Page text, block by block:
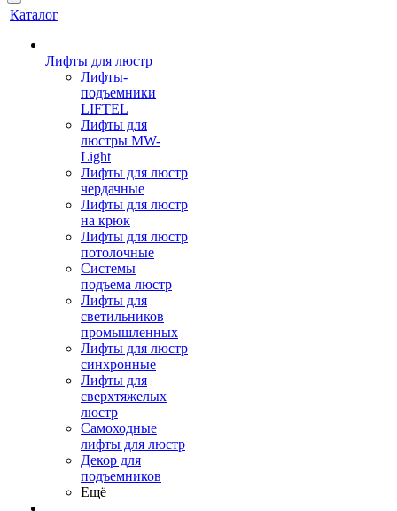
Каталог
Лифты для люстр
Лифты-
подъемники
LIFTEL
Лифты для
люстры MW-
Light
Лифты для люстр
чердачные
Лифты для люстр
на крюк
Лифты для люстр
потолочные
Системы
подъема люстр
Лифты для
светильников
промышленных
Лифты для люстр
синхронные
Лифты для
сверхтяжелых
люстр
Самоходные
лифты для люстр
Декор для
подъемников
Ещё